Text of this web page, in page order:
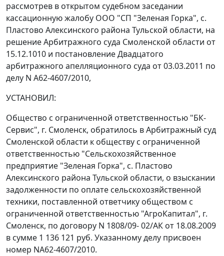
рассмотрев в открытом судебном заседании
кассационную жалобу ООО "СП "Зеленая Горка", с.
Пластово Алексинского района Тульской области, на
решение Арбитражного суда Смоленской области от
15.12.1010 и постановление Двадцатого
арбитражного апелляционного суда от 03.03.2011 по
делу N А62-4607/2010,
УСТАНОВИЛ:
Общество с ограниченной ответственностью "БК-
Сервис", г. Смоленск, обратилось в Арбитражный суд
Смоленской области к обществу с ограниченной
ответственностью "Сельскохозяйственное
предприятие "Зеленая Горка", с. Пластово
Алексинского района Тульской области, о взыскании
задолженности по оплате сельскохозяйственной
техники, поставленной ответчику обществом с
ограниченной ответственностью "АгроКапитал", г.
Смоленск, по договору N 1808/09- 02/АК от 18.08.2009
в сумме 1 136 121 руб. Указанному делу присвоен
номер NА62-4607/2010.